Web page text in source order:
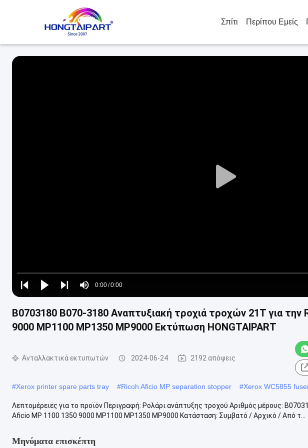
Σπίτι Περίπου Εμείς
Play
Play
Play
Play
Mute
Time
0:00/0:00
Loaded:
0%
Β0703180 Β070-3180 Αναπτυξιακή τροχιά τροχών 21T για την
9000 MP1100 MP1350 MP9000 Εκτύπωση HONGTAIPART
Ανταλλακτικά εκτυπωτών 2024-06-24 2192 απόψεις
#Xerox printer spare parts tray #Ricoh Aficio MP separation stopper #Xerox WC5855
Λεπτομέρειες για το προϊόν Περιγραφή: Ρολάρι ανάπτυξης τροχού Αριθμός μέρους:
Aficio MP 1100 1350 9000 MP1100 MP1350 MP9000 Κατάσταση: Συμβατό / Αρχικό / Από τ...
Μηνύματα επισκέπτη